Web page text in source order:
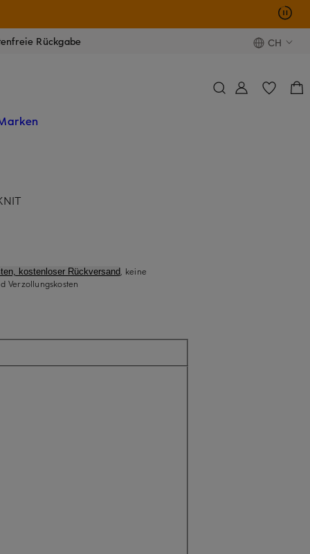
Rückgabe CH
kostenloser Rückversand, keine
Verzollungskosten